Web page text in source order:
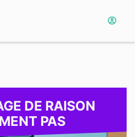
DE RAISON
PAS